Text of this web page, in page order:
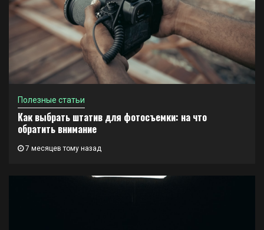
Полезные статьи
Как выбрать штатив для фотосъемки: на что
обратить внимание
7 месяцев тому назад